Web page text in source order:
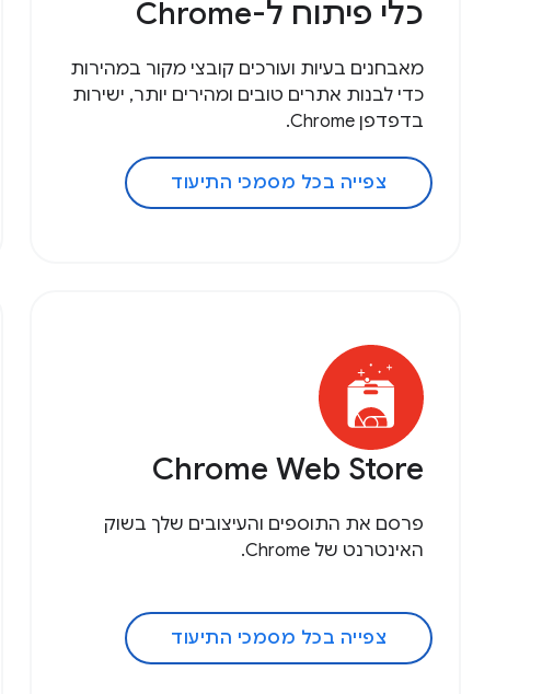
כלי פיתוח ל-Chrome
מאבחנים בעיות ועורכים קובצי מקור במהירות
כדי לבנות אתרים טובים ומהירים יותר, ישירות
בדפדפן Chrome.
צפייה בכל מסמכי התיעוד
Chrome Web Store
פרסם את התוספים והעיצובים שלך בשוק
האינטרנט של Chrome.
צפייה בכל מסמכי התיעוד